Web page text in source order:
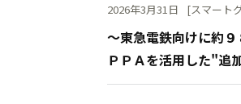
～東急電鉄向けに約
ＰＰＡを活用した"追
2026年3月31日 [スマート